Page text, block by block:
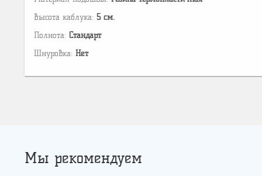
Высота каблука: 5 см.
Полнота: Стандарт
Шнуровка: Нет
Мы рекомендуем